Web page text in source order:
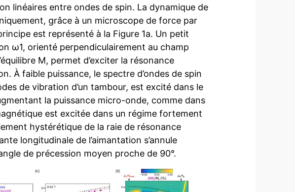
linéaires entre ondes de spin. La dynamique de
grâce à un microscope de force par
est représenté à la Figure 1a. Un petit
ω1, orienté perpendiculairement au champ
M, permet d’exciter la résonance
À faible puissance, le spectre d’ondes de spin
de vibration d’un tambour, est excité dans le
la puissance micro-onde, comme dans
est excitée dans un régime fortement
hystérétique de la raie de résonance
longitudinale de l’aimantation s’annule
de précession moyen proche de 90°.